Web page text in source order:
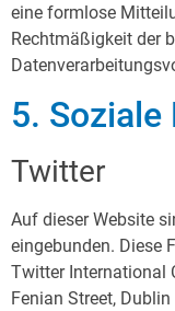
eine formlose
Rechtmäßigkeit der
5. Soziale
Twitter
Auf dieser Website
eingebunden. Diese
Twitter International
Fenian Street,